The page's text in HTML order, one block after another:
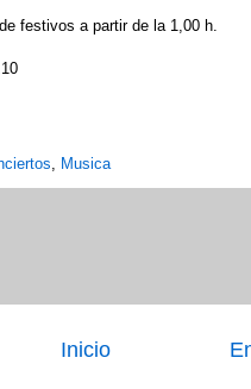
festivos a partir de la 1,00 h.
Musica
Inicio